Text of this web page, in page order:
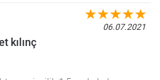
kılınç
06.07.2021